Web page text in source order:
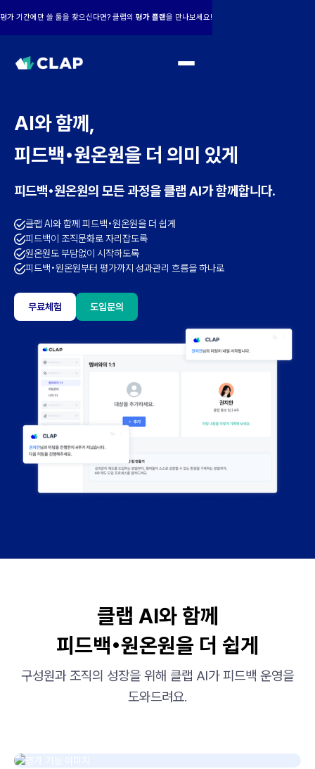
평가 기간에만 쓸 툴을 찾으신다면? 클랩의 평가 플랜을 만나보세요!
AI와 함께,
피드백•원온원을 더 의미 있게
피드백•원온원의 모든 과정을 클랩 AI가 함께합니다.
클랩 AI와 함께 피드백•원온원을 더 쉽게
피드백이 조직문화로 자리잡도록
원온원도 부담없이 시작하도록
피드백•원온원부터 평가까지 성과관리 흐름을 하나로
무료체험 도입문의
클랩 AI와 함께
피드백•원온원을 더 쉽게
구성원과 조직의 성장을 위해 클랩 AI가 피드백 운영을
도와드려요.